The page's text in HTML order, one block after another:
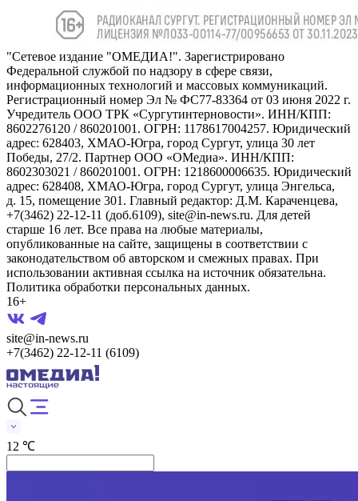
"Сетевое издание "ОМЕДИА!". Зарегистрировано
Федеральной службой по надзору в сфере связи,
информационных технологий и массовых коммуникаций.
Регистрационный номер Эл № ФС77-83364 от 03 июня 2022 г.
Учредитель ООО ТРК «Сургутинтерновости». ИНН/КПП:
8602276120 / 860201001. ОГРН: 1178617004257. Юридический
адрес: 628403, ХМАО-Югра, город Сургут, улица 30 лет
Победы, 27/2. Партнер ООО «ОМедиа». ИНН/КПП:
8602303021 / 860201001. ОГРН: 1218600006635. Юридический
адрес: 628408, ХМАО-Югра, город Сургут, улица Энгельса,
д. 15, помещение 301. Главный редактор: Д.М. Караченцева,
+7(3462) 22-12-11 (доб.6109), site@in-news.ru. Для детей
старше 16 лет. Все права на любые материалы,
опубликованные на сайте, защищены в соответствии с
законодательством об авторском и смежных правах. При
использовании активная ссылка на источник обязательна.
Политика обработки персональных данных.
16+
site@in-news.ru
+7(3462) 22-12-11 (6109)
12 ℃